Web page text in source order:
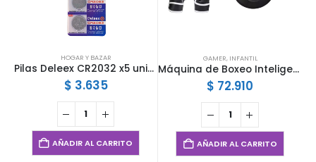
HOGAR Y BAZAR
Pilas Deleex CR2032 x5 unidades
$ 3.635
AÑADIR AL CARRITO
GAMER, INFANTIL
Máquina de Boxeo Inteligente STC- 13
$ 72.910
AÑADIR AL CARRITO